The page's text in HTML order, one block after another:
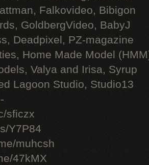
Falkovideo, Bibigon
GoldbergVideo, BabyJ
Deadpixel, PZ-magazine
Home Made Model
Valya and Irisa, Syrup
Lagoon Studio, Studio13
sficzx
Y7P84
muhcsh
47kMX